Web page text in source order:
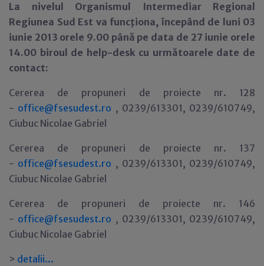
La nivelul Organismul Intermediar Regional
Regiunea Sud Est va funcţiona, începând de luni 03
iunie 2013 orele 9.00 până pe data de 27 iunie orele
14.00 biroul de help-desk cu următoarele date de
contact:
Cererea de propuneri de proiecte nr. 128
- office@fsesudest.ro , 0239/613301, 0239/610749,
Ciubuc Nicolae Gabriel
Cererea de propuneri de proiecte nr. 137
- office@fsesudest.ro , 0239/613301, 0239/610749,
Ciubuc Nicolae Gabriel
Cererea de propuneri de proiecte nr. 146
- office@fsesudest.ro , 0239/613301, 0239/610749,
Ciubuc Nicolae Gabriel
> detalii...